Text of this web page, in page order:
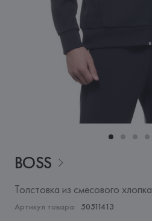
BOSS
Толстовка из смесового хлопка
Артикул товара: 50511413